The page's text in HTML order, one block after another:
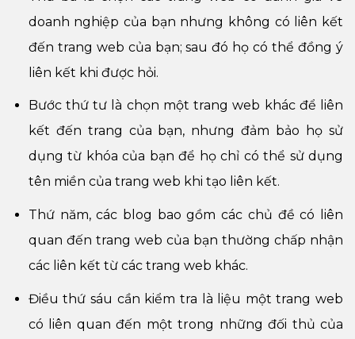
doanh nghiệp của bạn nhưng không có liên kết
đến trang web của bạn; sau đó họ có thể đồng ý
liên kết khi được hỏi.
Bước thứ tư là chọn một trang web khác để liên
kết đến trang của bạn, nhưng đảm bảo họ sử
dụng từ khóa của bạn để họ chỉ có thể sử dụng
tên miền của trang web khi tạo liên kết.
Thứ năm, các blog bao gồm các chủ đề có liên
quan đến trang web của bạn thường chấp nhận
các liên kết từ các trang web khác.
Điều thứ sáu cần kiểm tra là liệu một trang web
có liên quan đến một trong những đối thủ của